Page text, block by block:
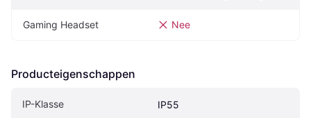
Gaming Headset Nee
Producteigenschappen
IP-Klasse IP55